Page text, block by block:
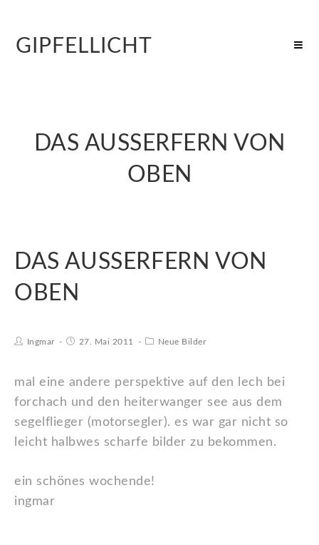
GIPFELLICHT
DAS AUSSERFERN VON
OBEN
DAS AUSSERFERN VON
OBEN
Ingmar 27. Mai 2011 Neue Bilder
mal eine andere perspektive auf den lech bei
forchach und den heiterwanger see aus dem
segelflieger (motorsegler). es war gar nicht so
leicht halbwes scharfe bilder zu bekommen.
ein schönes wochende!
ingmar